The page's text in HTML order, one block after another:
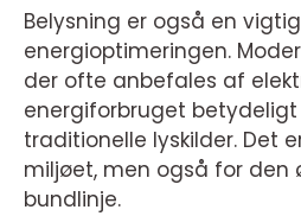
Belysning er også en
energioptimeringen.
der ofte anbefales af
energiforbruget
traditionelle lyskilder. Det
miljøet, men også for den
bundlinje.